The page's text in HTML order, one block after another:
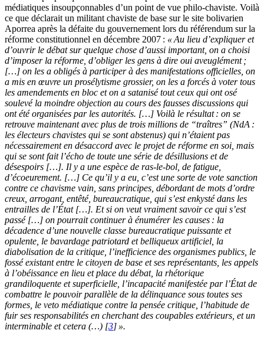
médiatiques insoupçonnables d’un point de vue philo-chaviste. Voilà
ce que déclarait un militant chaviste de base sur le site bolivarien
Aporrea après la défaite du gouvernement lors du référendum sur la
réforme constitutionnel en décembre 2007 : « Au lieu d’expliquer et
d’ouvrir le débat sur quelque chose d’aussi important, on a choisi
d’imposer la réforme, d’obliger les gens à dire oui aveuglément ;
[…] on les a obligés à participer à des manifestations officielles, on
a mis en œuvre un prosélytisme grossier, on les a forcés à voter tous
les amendements en bloc et on a satanisé tout ceux qui ont osé
soulevé la moindre objection au cours des fausses discussions qui
ont été organisées par les autorités. […] Voilà le résultat : on se
retrouve maintenant avec plus de trois millions de “traîtres” (NdA :
les électeurs chavistes qui se sont abstenus) qui n’étaient pas
nécessairement en désaccord avec le projet de réforme en soi, mais
qui se sont fait l’écho de toute une série de désillusions et de
désespoirs […]. Il y a une espèce de ras-le-bol, de fatigue,
d’écoeurement. […] Ce qu’il y a eu, c’est une sorte de vote sanction
contre ce chavisme vain, sans principes, débordant de mots d’ordre
creux, arrogant, entêté, bureaucratique, qui s’est enkysté dans les
entrailles de l’État […]. Et si on veut vraiment savoir ce qui s’est
passé […] on pourrait continuer à énumérer les causes : la
décadence d’une nouvelle classe bureaucratique puissante et
opulente, le bavardage patriotard et belliqueux artificiel, la
diabolisation de la critique, l’inefficience des organismes publics, le
fossé existant entre le citoyen de base et ses représentants, les appels
à l’obéissance en lieu et place du débat, la rhétorique
grandiloquente et superficielle, l’incapacité manifestée par l’État de
combattre le pouvoir parallèle de la délinquance sous toutes ses
formes, le veto médiatique contre la pensée critique, l’habitude de
fuir ses responsabilités en cherchant des coupables extérieurs, et un
interminable et cetera (…) [3] ».